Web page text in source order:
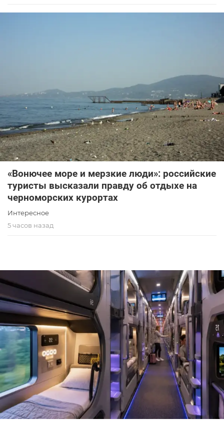
«Вонючее море и мерзкие люди»: российские
туристы высказали правду об отдыхе на
черноморских курортах
Интересное
5 часов назад